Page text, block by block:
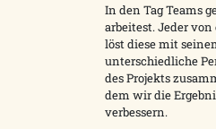
In den Tag Teams
arbeitest. Jeder
löst diese mit
unterschiedliche
des Projekts
dem wir die
verbessern.